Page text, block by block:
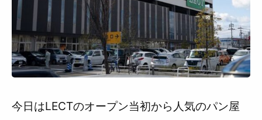
今日はLECTのオープン当初から人気のパン屋